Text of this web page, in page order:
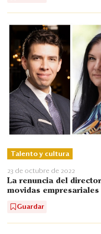
Talento y cultura
23 de octubre de 2022
La renuncia del
movidas empresariales
Guardar